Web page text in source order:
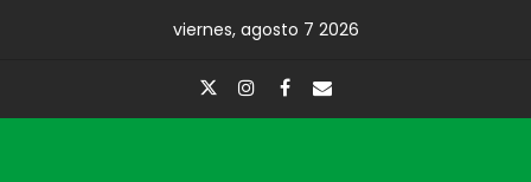
viernes, agosto 7 2026